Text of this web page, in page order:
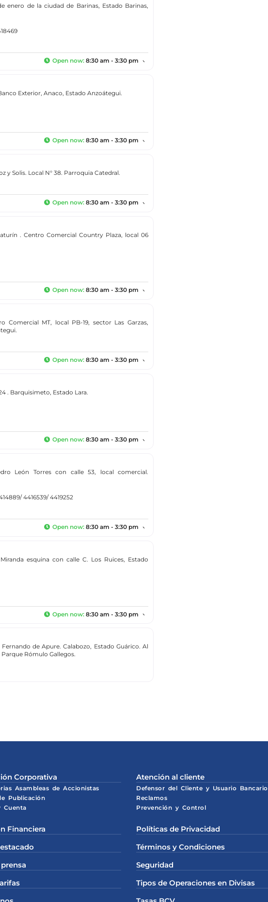
enero de la ciudad de Barinas, Estado Barinas,
Open now: 8:30 am - 3:30 pm
Exterior, Anaco, Estado Anzoátegui.
Open now: 8:30 am - 3:30 pm
y Solis. Local N° 38. Parroquia Catedral.
Open now: 8:30 am - 3:30 pm
. Centro Comercial Country Plaza, local 06
Open now: 8:30 am - 3:30 pm
Comercial MT, local PB-19, sector Las Garzas,
Open now: 8:30 am - 3:30 pm
. Barquisimeto, Estado Lara.
Open now: 8:30 am - 3:30 pm
León Torres con calle 53, local comercial.
4416539/ 4419252
Open now: 8:30 am - 3:30 pm
esquina con calle C. Los Ruices, Estado
Open now: 8:30 am - 3:30 pm
de Apure. Calabozo, Estado Guárico. Al
Rómulo Gallegos.
Corporativa
Asambleas de Accionistas
Publicación
Cuenta
Financiera
Atención al cliente
Defensor del Cliente y Usuario Bancario
Reclamos
Prevención y Control
Políticas de Privacidad
Términos y Condiciones
Seguridad
Tipos de Operaciones en Divisas